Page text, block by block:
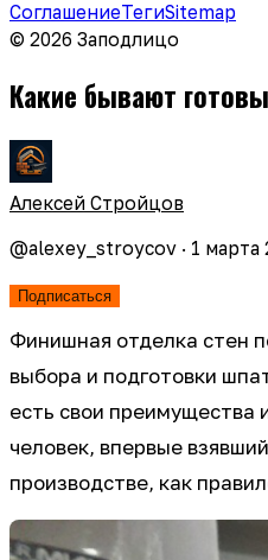
СоглашениеТегиSitemap
© 2026 Заподлицо
Какие бывают
Алексей Стройцов
@alexey_stroycov · 1 марта
Подписаться
Финишная отделка стен
выбора и подготовки
есть свои преимущества
человек, впервые
производстве, как